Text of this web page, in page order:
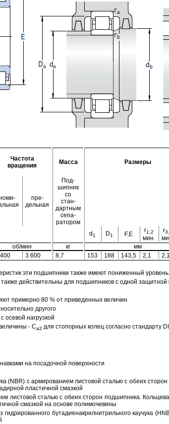
Частота
вращения
Масса Размеры
пре-
дельная
Под-
шипник
со
стан-
дартным
сепа-
ратором
d1 D1 F,E
r1,2
мин.
r
об/мин кг мм
3 600 8,7 153 188 143,5 2,1 2,1
эти подшипники также имеют пониженный
действительны для подшипников с одной
примерно 80 % от приведенных величин
другого
осевой нагрузкой
- Ca2 для стопорных колец согласно стандарту
на посадочной поверхности
(NBR) с армированием листовой сталью с обеих
пластичной смазкой
листовой сталью с обеих сторон подшипника.
смазкой на основе полимочевины
бутадиенакрилнитрильного каучука